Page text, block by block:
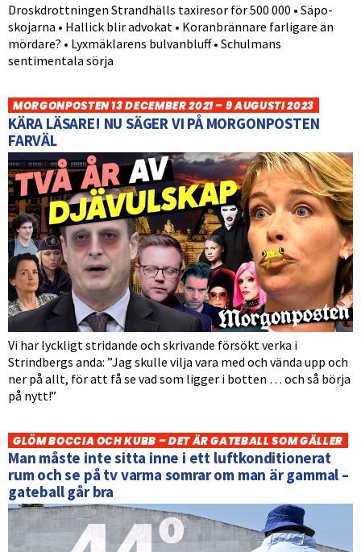
Droskdrottningen Strandhälls taxiresor för 500 000 • Säpo-
skojarna • Hallick blir advokat • Koranbrännare farligare än
mördare? • Lyxmäklarens bulvanbluff • Schulmans
sentimentala sörja
MORGONPOSTEN 13 DECEMBER 2021 – 9 AUGUSTI 2023
KÄRA LÄSARE! NU SÄGER VI PÅ MORGONPOSTEN
FARVÄL
Vi har lyckligt stridande och skrivande försökt verka i
Strindbergs anda: ”Jag skulle vilja vara med och vända upp och
ner på allt, för att få se vad som ligger i botten … och så börja
på nytt!”
GLÖM BOCCIA OCH KUBB – DET ÄR GATEBALL SOM GÄLLER
Man måste inte sitta inne i ett luftkonditionerat
rum och se på tv varma somrar om man är gammal –
gateball går bra